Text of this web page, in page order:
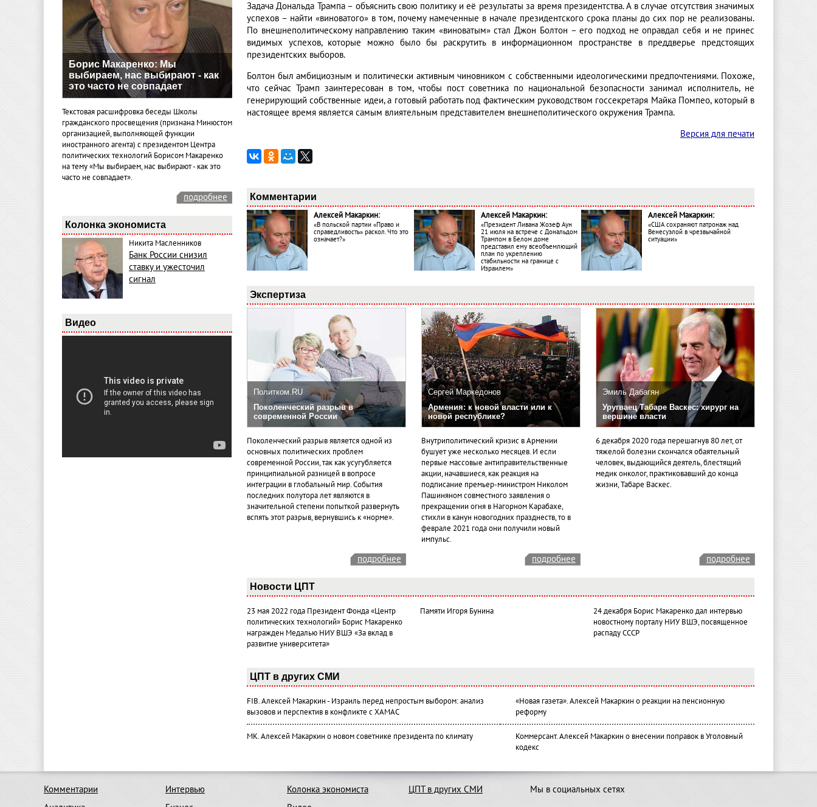
Борис Макаренко: Мы
выбираем, нас выбирают - как
это часто не совпадает
Текстовая расшифровка беседы Школы
гражданского просвещения (признана Минюстом
организацией, выполняющей функции
иностранного агента) с президентом Центра
политических технологий Борисом Макаренко
на тему «Мы выбираем, нас выбирают - как это
часто не совпадает».
подробнее
Колонка экономиста
Никита Масленников
Банк России снизил
ставку и ужесточил
сигнал
Видео
Задача Дональда Трампа – объяснить свою политику и её результаты за время президентства. А в случае отсутствия значимых
успехов – найти «виноватого» в том, почему намеченные в начале президентского срока планы до сих пор не реализованы.
По внешнеполитическому направлению таким «виноватым» стал Джон Болтон – его подход не оправдал себя и не принес
видимых успехов, которые можно было бы раскрутить в информационном пространстве в преддверье предстоящих
президентских выборов.
Болтон был амбициозным и политически активным чиновником с собственными идеологическими предпочтениями. Похоже,
что сейчас Трамп заинтересован в том, чтобы пост советника по национальной безопасности занимал исполнитель, не
генерирующий собственные идеи, а готовый работать под фактическим руководством госсекретаря Майка Помпео, который в
настоящее время является самым влиятельным представителем внешнеполитического окружения Трампа.
Версия для печати
Комментарии
Алексей Макаркин:
«В польской партии «Право и
справедливость» раскол. Что это
означает?»
Алексей Макаркин:
«Президент Ливана Жозеф Аун
21 июля на встрече с Дональдом
Трампом в Белом доме
представил ему всеобъемлющий
план по укреплению
стабильности на границе с
Израилем»
Алексей Макаркин:
«США сохраняют патронаж над
Венесуэлой в чрезвычайной
ситуации»
Экспертиза
Политком.RU
Поколенческий разрыв в
современной России
Поколенческий разрыв является одной из
основных политических проблем
современной России, так как усугубляется
принципиальной разницей в вопросе
интеграции в глобальный мир. События
последних полутора лет являются в
значительной степени попыткой развернуть
вспять этот разрыв, вернувшись к «норме».
Сергей Маркедонов
Армения: к новой власти или к
новой республике?
Внутриполитический кризис в Армении
бушует уже несколько месяцев. И если
первые массовые антиправительственные
акции, начавшиеся, как реакция на
подписание премьер-министром Николом
Пашиняном совместного заявления о
прекращении огня в Нагорном Карабахе,
стихли в канун новогодних празднеств, то в
феврале 2021 года они получили новый
импульс.
Эмиль Дабагян
Уругваец Табаре Васкес: хирург на
вершине власти
6 декабря 2020 года перешагнув 80 лет, от
тяжелой болезни скончался обаятельный
человек, выдающийся деятель, блестящий
медик онколог, практиковавший до конца
жизни, Табаре Васкес.
подробнее подробнее подробнее
Новости ЦПТ
23 мая 2022 года Президент Фонда «Центр
политических технологий» Борис Макаренко
награжден Медалью НИУ ВШЭ «За вклад в
развитие университета»
Памяти Игоря Бунина
24 декабря Борис Макаренко дал интервью
новостному порталу НИУ ВШЭ, посвященное
распаду СССР
ЦПТ в других СМИ
FIB. Алексей Макаркин - Израиль перед непростым выбором: анализ
вызовов и перспектив в конфликте с ХАМАС
«Новая газета». Алексей Макаркин о реакции на пенсионную
реформу
МК. Алексей Макаркин о новом советнике президента по климату
Коммерсант. Алексей Макаркин о внесении поправок в Уголовный
кодекс
Комментарии
Интервью
Колонка экономиста
ЦПТ в других СМИ Мы в социальных сетях